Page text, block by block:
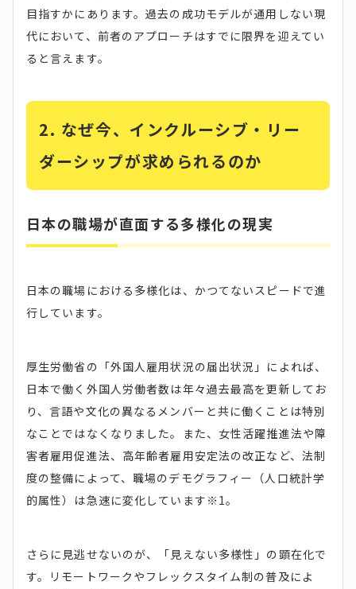
目指すかにあります。過去の成功モデルが通用しない現
代において、前者のアプローチはすでに限界を迎えてい
ると言えます。
2. なぜ今、インクルーシブ・リー
ダーシップが求められるのか
日本の職場が直面する多様化の現実
日本の職場における多様化は、かつてないスピードで進
行しています。
厚生労働省の「外国人雇用状況の届出状況」によれば、
日本で働く外国人労働者数は年々過去最高を更新してお
り、言語や文化の異なるメンバーと共に働くことは特別
なことではなくなりました。また、女性活躍推進法や障
害者雇用促進法、高年齢者雇用安定法の改正など、法制
度の整備によって、職場のデモグラフィー（人口統計学
的属性）は急速に変化しています※1。
さらに見逃せないのが、「見えない多様性」の顕在化で
す。リモートワークやフレックスタイム制の普及によ